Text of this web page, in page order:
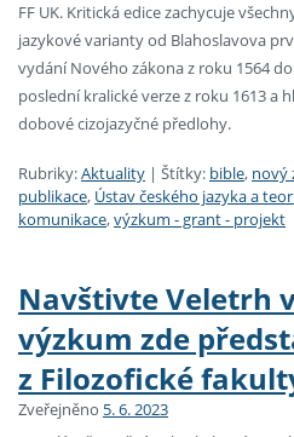
FF UK. Kritická edice zachycuje
jazykové varianty od Blahoslavova
vydání Nového zákona z roku 1564 do
poslední kralické verze z roku 1613 a
dobové cizojazyčné předlohy.
Rubriky:Aktuality | Štítky: bible, nový
publikace, Ústav českého jazyka a
komunikace,výzkum - grant - projekt
Navštivte Veletrh
výzkum zde
z Filozofické
Zveřejněno 5. 6. 2023